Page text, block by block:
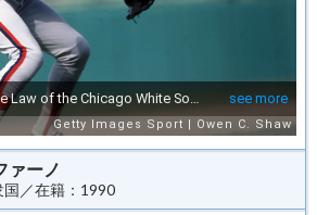
ァーノ
／在籍：1990